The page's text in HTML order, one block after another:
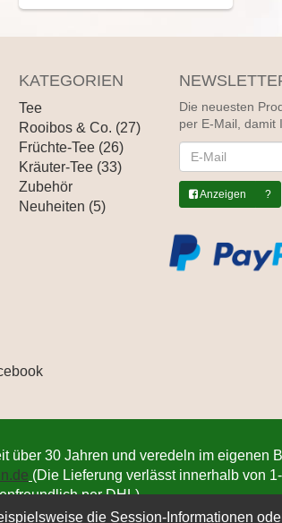
die Session-Informationen
KATEGORIEN
Tee
Rooibos & Co. (27)
Früchte-Tee (26)
Kräuter-Tee (33)
Zubehör
Neuheiten (5)
Die neuesten
per E-Mail, damit
Newsletter
Anzeigen ?
über 30 Jahren und veredeln im eigenen
(Die Lieferung verlässt innerhalb von
per DHL).